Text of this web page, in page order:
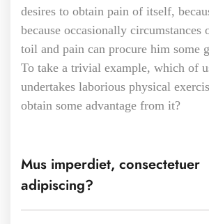
desires to obtain pain of itself,
because occasionally circumstances
toil and pain can procure him some
To take a trivial example, which of
undertakes laborious physical
obtain some advantage from it?
Mus imperdiet, consectetuer
adipiscing?